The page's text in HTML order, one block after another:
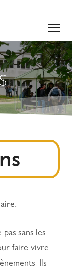
sans les
faire vivre
Ils